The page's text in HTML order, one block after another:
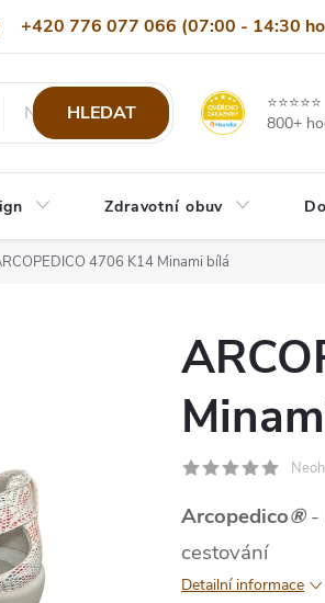
+420 776 077 066 (07:00 - 14:30
info@eshop-vvdesign.cz
dotazy Naši odběratelé Doprava a
HLEDAT
⭐⭐⭐⭐⭐
800+
Zdravotní obuv
4706 K14 Minami bílá
Arcopedico®-
cestování
Detailní informace